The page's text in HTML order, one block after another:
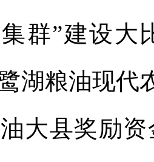
群”建设大
湖粮油现代
大县奖励